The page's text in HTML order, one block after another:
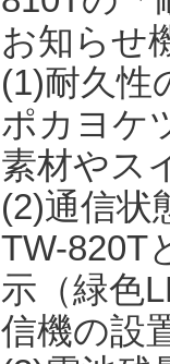
お知らせ
(1)耐久性
ポカヨケ
素材やス
(2)通信状
TW-820T
示（緑色
信機の設